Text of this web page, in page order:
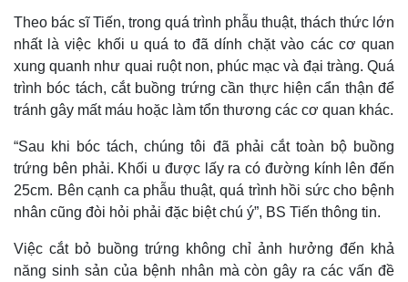
Bất động sản
Khởi nghiệp
Giá vàng
Tiêu dùng
Theo bác sĩ Tiến, trong quá trình phẫu thuật, thách thức lớn
nhất là việc khối u quá to đã dính chặt vào các cơ quan
xung quanh như quai ruột non, phúc mạc và đại tràng. Quá
trình bóc tách, cắt buồng trứng cần thực hiện cẩn thận để
tránh gây mất máu hoặc làm tổn thương các cơ quan khác.
“Sau khi bóc tách, chúng tôi đã phải cắt toàn bộ buồng
trứng bên phải. Khối u được lấy ra có đường kính lên đến
25cm. Bên cạnh ca phẫu thuật, quá trình hồi sức cho bệnh
nhân cũng đòi hỏi phải đặc biệt chú ý”, BS Tiến thông tin.
Việc cắt bỏ buồng trứng không chỉ ảnh hưởng đến khả
năng sinh sản của bệnh nhân mà còn gây ra các vấn đề